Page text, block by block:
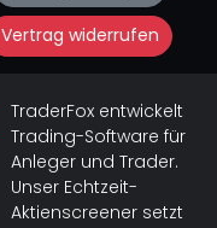
Vertrag widerrufen
TraderFox entwickelt
Trading-Software für
Anleger und Trader.
Unser Echtzeit-
Aktienscreener setzt